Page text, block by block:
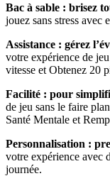
Bac à sable : brisez
jouez sans stress
Assistance : gérez
votre expérience de
vitesse et Obtenez 20
Facilité : pour
de jeu sans le faire
Santé Mentale et
Personnalisation :
votre expérience avec
journée.